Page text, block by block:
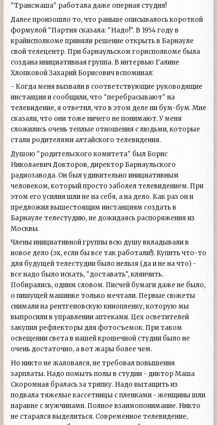
"Трансмаша" работала даже оперная студия!
Далее произошло то, что раньше описывалось короткой
формулой "Партия сказала: "Надо!". В 1954 году в
крайисполкоме приняли решение открыть в Барнауле
свой телецентр. При барнаульском горисполкоме была
создана инициативная группа. В интервью Галине
Хлопковой Захарий Борисович вспоминал:
- Когда меня вызвали в соответствующие руководящие
инстанции и сообщили, что "перебрасывают" на
телевидение, я ответил, что в этом деле ни бум-бум. Мне
сказали, что они тоже ничего не понимают. У меня
сложились очень теплые отношения с людьми, которые
стали родителями алтайского телевидения.
Душою "родительского комитета" был Борис
Николаевич Докторов, директор Барнаульского
радиозавода. Он был удивительно инициативным
человеком, который просто заболел телевидением. При
этом его усилия шли не на себя, а на дело. Как раз он и
предложил вышестоящим инстанциям создать в
Барнауле телестудию, не дожидаясь распоряжения из
Москвы.
Члены инициативной группы всю душу вкладывали в
новое дело (эх, если бы все так работали!). Купить что-то
для будущей телестудии было нельзя (да и не на что) -
все надо было искать, "доставать", клянчить.
Побирались, одним словом. Писчей бумаги даже не было,
о пишущей машинке только мечтали. Первые сюжеты
снимали на рентгеновскую кинопленку, которую мы
выпросили в управлении аптеками. Цех осветителей
закупил рефлекторы для фотосъемок. При таком
освещении света в нашей крошечной студии было не
очень достаточно, а вот жары более чем.
Но никто не жаловался, не требовал повышения
зарплаты. Надо помыть полы в студии - диктор Маша
Скоромная бралась за тряпку. Надо вытащить из
подвала тяжелые кассетницы с пленками - женщины шли
наравне с мужчинами. Полное взаимопонимание. Никто
не старался выделиться. Современное телевидение,